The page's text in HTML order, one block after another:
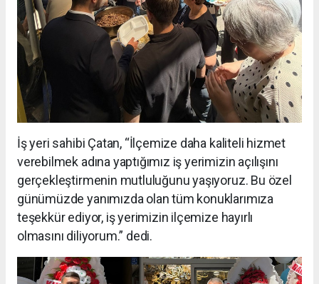
İş yeri sahibi Çatan, “İlçemize daha kaliteli hizmet
verebilmek adına yaptığımız iş yerimizin açılışını
gerçekleştirmenin mutluluğunu yaşıyoruz. Bu özel
günümüzde yanımızda olan tüm konuklarımıza
teşekkür ediyor, iş yerimizin ilçemize hayırlı
olmasını diliyorum.” dedi.